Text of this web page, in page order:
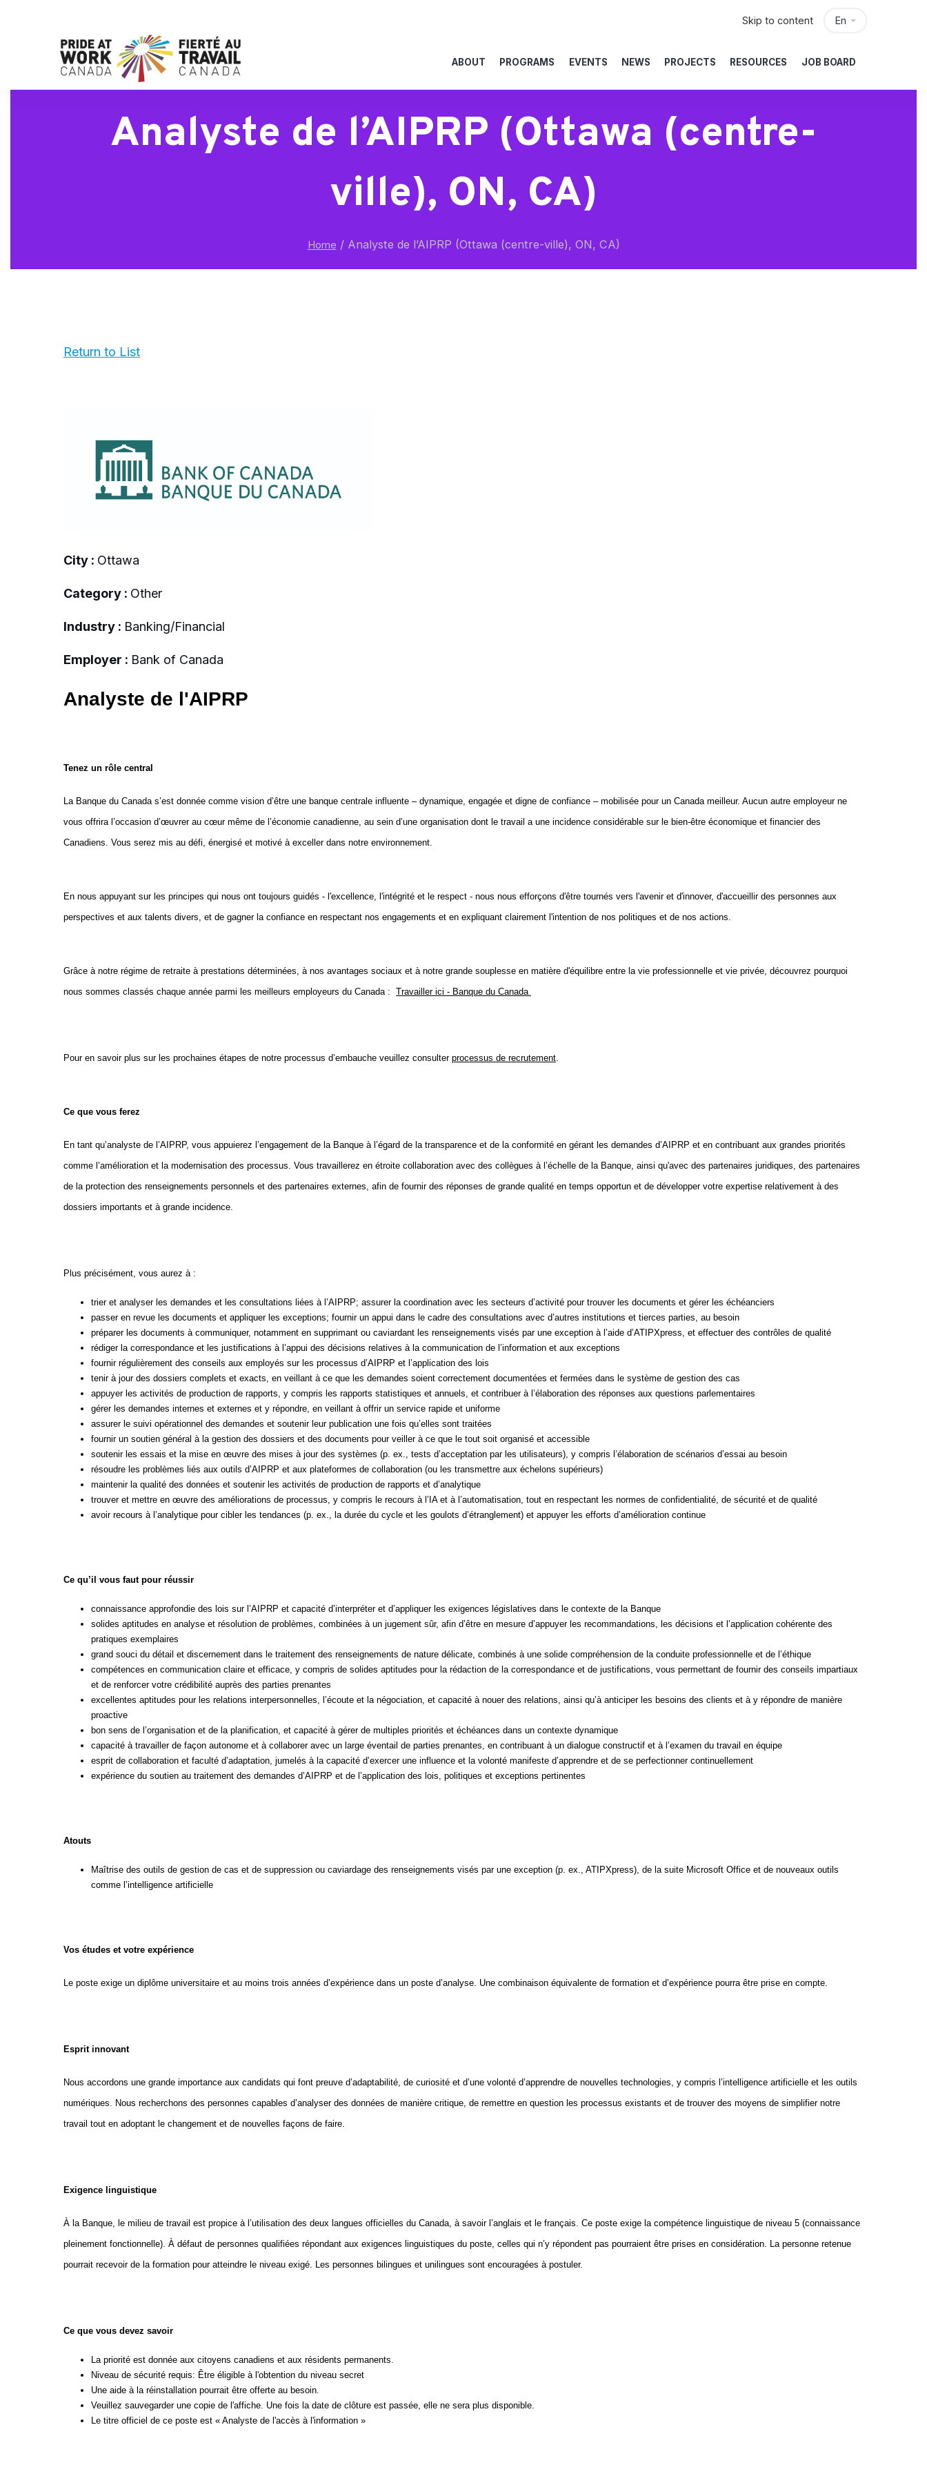
En
Skip to content
ABOUT PROGRAMS EVENTS NEWS PROJECTS RESOURCES JOB BOARD
Analyste de l’AIPRP (Ottawa (centre-
ville), ON, CA)
Home /Analyste de l’AIPRP (Ottawa (centre-ville), ON, CA)
Return to List
City : Ottawa
Category : Other
Industry : Banking/Financial
Employer : Bank of Canada
Analyste de l'AIPRP
Tenez un rôle central
La Banque du Canada s’est donnée comme vision d’être une banque centrale influente – dynamique, engagée et digne de confiance – mobilisée pour un Canada meilleur. Aucun autre employeur ne
vous offrira l’occasion d’œuvrer au cœur même de l’économie canadienne, au sein d’une organisation dont le travail a une incidence considérable sur le bien-être économique et financier des
Canadiens. Vous serez mis au défi, énergisé et motivé à exceller dans notre environnement.
En nous appuyant sur les principes qui nous ont toujours guidés - l'excellence, l'intégrité et le respect - nous nous efforçons d'être tournés vers l'avenir et d'innover, d'accueillir des personnes aux
perspectives et aux talents divers, et de gagner la confiance en respectant nos engagements et en expliquant clairement l'intention de nos politiques et de nos actions.
Grâce à notre régime de retraite à prestations déterminées, à nos avantages sociaux et à notre grande souplesse en matière d'équilibre entre la vie professionnelle et vie privée, découvrez pourquoi
nous sommes classés chaque année parmi les meilleurs employeurs du Canada : Travailler ici - Banque du Canada
Pour en savoir plus sur les prochaines étapes de notre processus d’embauche veuillez consulter processus de recrutement.
Ce que vous ferez
En tant qu’analyste de l’AIPRP, vous appuierez l’engagement de la Banque à l’égard de la transparence et de la conformité en gérant les demandes d’AIPRP et en contribuant aux grandes priorités
comme l’amélioration et la modernisation des processus. Vous travaillerez en étroite collaboration avec des collègues à l’échelle de la Banque, ainsi qu'avec des partenaires juridiques, des partenaires
de la protection des renseignements personnels et des partenaires externes, afin de fournir des réponses de grande qualité en temps opportun et de développer votre expertise relativement à des
dossiers importants et à grande incidence.
Plus précisément, vous aurez à :
trier et analyser les demandes et les consultations liées à l’AIPRP; assurer la coordination avec les secteurs d’activité pour trouver les documents et gérer les échéanciers
passer en revue les documents et appliquer les exceptions; fournir un appui dans le cadre des consultations avec d’autres institutions et tierces parties, au besoin
préparer les documents à communiquer, notamment en supprimant ou caviardant les renseignements visés par une exception à l’aide d’ATIPXpress, et effectuer des contrôles de qualité
rédiger la correspondance et les justifications à l’appui des décisions relatives à la communication de l’information et aux exceptions
fournir régulièrement des conseils aux employés sur les processus d’AIPRP et l’application des lois
tenir à jour des dossiers complets et exacts, en veillant à ce que les demandes soient correctement documentées et fermées dans le système de gestion des cas
appuyer les activités de production de rapports, y compris les rapports statistiques et annuels, et contribuer à l’élaboration des réponses aux questions parlementaires
gérer les demandes internes et externes et y répondre, en veillant à offrir un service rapide et uniforme
assurer le suivi opérationnel des demandes et soutenir leur publication une fois qu’elles sont traitées
fournir un soutien général à la gestion des dossiers et des documents pour veiller à ce que le tout soit organisé et accessible
soutenir les essais et la mise en œuvre des mises à jour des systèmes (p. ex., tests d’acceptation par les utilisateurs), y compris l’élaboration de scénarios d’essai au besoin
résoudre les problèmes liés aux outils d’AIPRP et aux plateformes de collaboration (ou les transmettre aux échelons supérieurs)
maintenir la qualité des données et soutenir les activités de production de rapports et d’analytique
trouver et mettre en œuvre des améliorations de processus, y compris le recours à l’IA et à l’automatisation, tout en respectant les normes de confidentialité, de sécurité et de qualité
avoir recours à l’analytique pour cibler les tendances (p. ex., la durée du cycle et les goulots d’étranglement) et appuyer les efforts d’amélioration continue
Ce qu’il vous faut pour réussir
connaissance approfondie des lois sur l’AIPRP et capacité d’interpréter et d’appliquer les exigences législatives dans le contexte de la Banque
solides aptitudes en analyse et résolution de problèmes, combinées à un jugement sûr, afin d’être en mesure d’appuyer les recommandations, les décisions et l’application cohérente des
pratiques exemplaires
grand souci du détail et discernement dans le traitement des renseignements de nature délicate, combinés à une solide compréhension de la conduite professionnelle et de l’éthique
compétences en communication claire et efficace, y compris de solides aptitudes pour la rédaction de la correspondance et de justifications, vous permettant de fournir des conseils impartiaux
et de renforcer votre crédibilité auprès des parties prenantes
excellentes aptitudes pour les relations interpersonnelles, l’écoute et la négociation, et capacité à nouer des relations, ainsi qu’à anticiper les besoins des clients et à y répondre de manière
proactive
bon sens de l’organisation et de la planification, et capacité à gérer de multiples priorités et échéances dans un contexte dynamique
capacité à travailler de façon autonome et à collaborer avec un large éventail de parties prenantes, en contribuant à un dialogue constructif et à l’examen du travail en équipe
esprit de collaboration et faculté d’adaptation, jumelés à la capacité d’exercer une influence et la volonté manifeste d’apprendre et de se perfectionner continuellement
expérience du soutien au traitement des demandes d’AIPRP et de l’application des lois, politiques et exceptions pertinentes
Atouts
Maîtrise des outils de gestion de cas et de suppression ou caviardage des renseignements visés par une exception (p. ex., ATIPXpress), de la suite Microsoft Office et de nouveaux outils
comme l’intelligence artificielle
Vos études et votre expérience
Le poste exige un diplôme universitaire et au moins trois années d’expérience dans un poste d’analyse. Une combinaison équivalente de formation et d’expérience pourra être prise en compte.
Esprit innovant
Nous accordons une grande importance aux candidats qui font preuve d’adaptabilité, de curiosité et d’une volonté d’apprendre de nouvelles technologies, y compris l’intelligence artificielle et les outils
numériques. Nous recherchons des personnes capables d’analyser des données de manière critique, de remettre en question les processus existants et de trouver des moyens de simplifier notre
travail tout en adoptant le changement et de nouvelles façons de faire.
Exigence linguistique
À la Banque, le milieu de travail est propice à l’utilisation des deux langues officielles du Canada, à savoir l’anglais et le français. Ce poste exige la compétence linguistique de niveau 5 (connaissance
pleinement fonctionnelle). À défaut de personnes qualifiées répondant aux exigences linguistiques du poste, celles qui n’y répondent pas pourraient être prises en considération. La personne retenue
pourrait recevoir de la formation pour atteindre le niveau exigé. Les personnes bilingues et unilingues sont encouragées à postuler.
Ce que vous devez savoir
La priorité est donnée aux citoyens canadiens et aux résidents permanents.
Niveau de sécurité requis: Être éligible à l'obtention du niveau secret
Une aide à la réinstallation pourrait être offerte au besoin.
Veuillez sauvegarder une copie de l'affiche. Une fois la date de clôture est passée, elle ne sera plus disponible.
Le titre officiel de ce poste est « Analyste de l'accès à l'information »